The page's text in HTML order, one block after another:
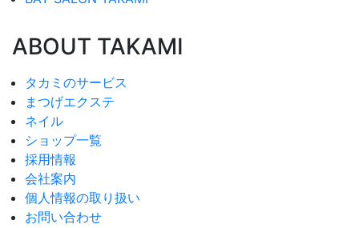
ABOUT TAKAMI
タカミのサービス
まつげエクステ
ネイル
ショップ一覧
採用情報
会社案内
個人情報の取り扱い
お問い合わせ